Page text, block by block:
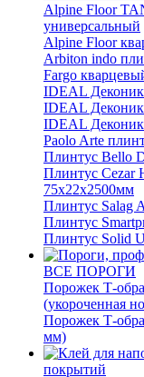
Alpine Floor
универсальный
Alpine Floor
Arbiton indo
Fargo
IDEAL
IDEAL
IDEAL
Paolo Arte
Плинтус Bello
Плинтус Cezar
75х22х2500мм
Плинтус Salag
Плинтус
Плинтус Solid
ВСЕ ПОРОГИ
Порожек Т-
(укороченная
Порожек Т-
мм)
покрытий